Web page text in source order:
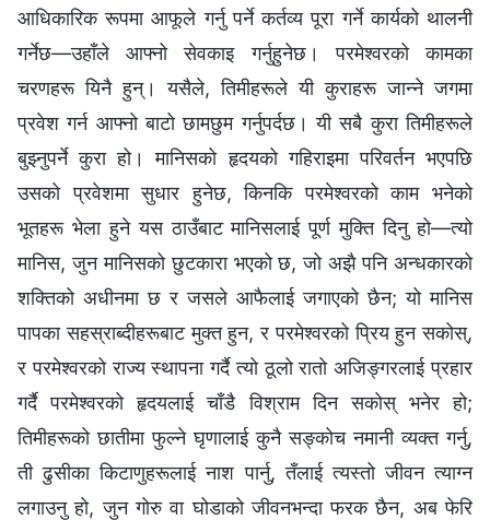
आधिकारिक रूपमा आफूले गर्नु पर्ने कर्तव्य पूरा गर्ने कार्यको थालनी
गर्नेछ—उहाँले आफ्नो सेवकाइ गर्नुहुनेछ। परमेश्‍वरको कामका
चरणहरू यिनै हुन्। यसैले, तिमीहरूले यी कुराहरू जान्ने जगमा
प्रवेश गर्न आफ्नो बाटो छामछुम गर्नुपर्दछ। यी सबै कुरा तिमीहरूले
बुझ्नुपर्ने कुरा हो। मानिसको हृदयको गहिराइमा परिवर्तन भएपछि
उसको प्रवेशमा सुधार हुनेछ, किनकि परमेश्‍वरको काम भनेको
भूतहरू भेला हुने यस ठाउँबाट मानिसलाई पूर्ण मुक्ति दिनु हो—त्यो
मानिस, जुन मानिसको छुटकारा भएको छ, जो अझै पनि अन्धकारको
शक्तिको अधीनमा छ र जसले आफैलाई जगाएको छैन; यो मानिस
पापका सहस्राब्दीहरूबाट मुक्त हुन, र परमेश्‍वरको प्रिय हुन सकोस्,
र परमेश्‍वरको राज्य स्थापना गर्दै त्यो ठूलो रातो अजिङ्गरलाई प्रहार
गर्दै परमेश्‍वरको हृदयलाई चाँडै विश्राम दिन सकोस् भनेर हो;
तिमीहरूको छातीमा फुल्‍ने घृणालाई कुनै सङ्कोच नमानी व्यक्त गर्नु,
ती ढुसीका किटाणुहरूलाई नाश पार्नु, तँलाई त्यस्तो जीवन त्याग्न
लगाउनु हो, जुन गोरु वा घोडाको जीवनभन्दा फरक छैन, अब फेरि